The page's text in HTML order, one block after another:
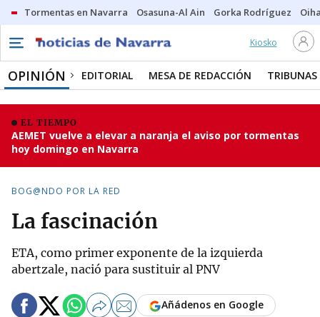
Tormentas en Navarra Osasuna-Al Ain Gorka Rodríguez
Kiosko
OPINIÓN EDITORIAL MESA DE REDACCIÓN TRIBUNAS
EL TIEMPO
AEMET vuelve a elevar a naranja el aviso por tormentas
hoy domingo en Navarra
BOG@NDO POR LA RED
La fascinación
ETA, como primer exponente de la izquierda
abertzale, nació para sustituir al PNV
Añádenos en Google